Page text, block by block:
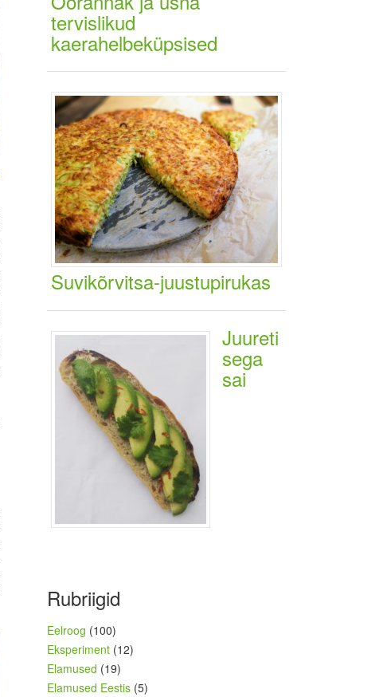
tervislikud
kaerahelbeküpsised
Suvikõrvitsa-juustupirukas
Juureti
sega
sai
Rubriigid
Eelroog (100)
Eksperiment (12)
Elamused (19)
Elamused Eestis (5)